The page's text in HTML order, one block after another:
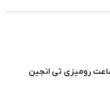
رومیزی تی انجین